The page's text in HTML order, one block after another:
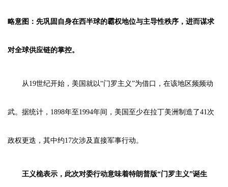
略意图：先巩固自身在西半球的霸权地位与主导性秩序，进而谋求
对全球供应链的掌控。
从19世纪开始，美国就以“门罗主义”为借口，在该地区频频动
武。据统计，1898年至1994年间，美国至少在拉丁美洲制造了41次
政权更迭，其中约17次涉及直接军事行动。
王义桅表示，此次对委行动意味着特朗普版“门罗主义”诞生